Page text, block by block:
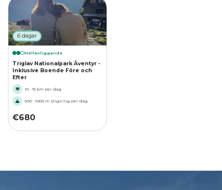
6 dagar
Mellanliggande
Triglav Nationalpark Äventyr -
Inklusive Boende Före och
Efter
10 - 15 km per dag
500 - 1000 m stigning per dag
€680